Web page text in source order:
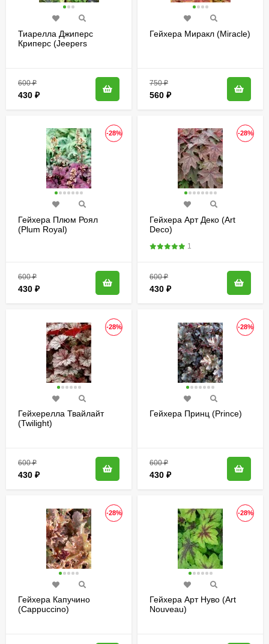
Тиарелла Джиперс
Криперс (Jeepers
600₽
430 ₽
Гейхера Миракл (Miracle)
750₽
560 ₽
-28%
Гейхера Плюм Роял
(Plum Royal)
600₽
430 ₽
-28%
Гейхера Арт Деко (Art
Deco)
1
600₽
430 ₽
-28%
Гейхерелла Твайлайт
(Twilight)
600₽
430 ₽
-28%
Гейхера Принц (Prince)
600₽
430 ₽
-28%
Гейхера Капучино
(Cappuccino)
-28%
Гейхера Арт Нуво (Art
Nouveau)